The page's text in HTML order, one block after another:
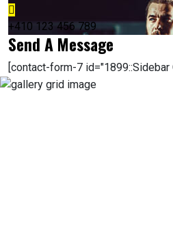
+410 123 456 789
Send A Message
[contact-form-7 id="1899::Sidebar